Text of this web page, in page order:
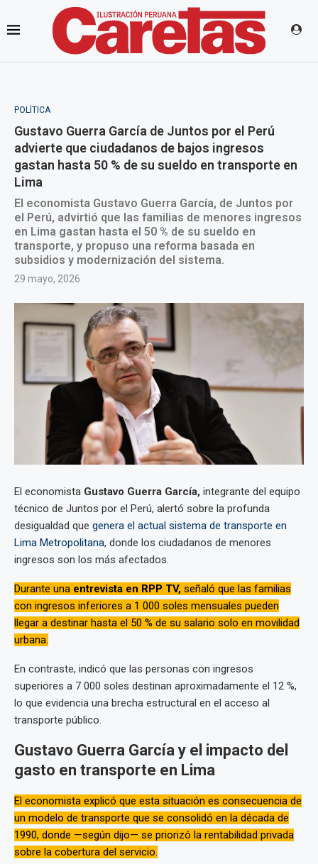
POLÍTICA
Gustavo Guerra García de Juntos por el Perú
advierte que ciudadanos de bajos ingresos
gastan hasta 50 % de su sueldo en transporte en
Lima
El economista Gustavo Guerra García, de Juntos por
el Perú, advirtió que las familias de menores ingresos
en Lima gastan hasta el 50 % de su sueldo en
transporte, y propuso una reforma basada en
subsidios y modernización del sistema.
29 mayo, 2026
El economista Gustavo Guerra García, integrante del equipo
técnico de Juntos por el Perú, alertó sobre la profunda
desigualdad que genera el actual sistema de transporte en
Lima Metropolitana, donde los ciudadanos de menores
ingresos son los más afectados.
Durante una entrevista en RPP TV, señaló que las familias
con ingresos inferiores a 1 000 soles mensuales pueden
llegar a destinar hasta el 50 % de su salario solo en movilidad
urbana.
En contraste, indicó que las personas con ingresos
superiores a 7 000 soles destinan aproximadamente el 12 %,
lo que evidencia una brecha estructural en el acceso al
transporte público.
Gustavo Guerra García y el impacto del
gasto en transporte en Lima
El economista explicó que esta situación es consecuencia de
un modelo de transporte que se consolidó en la década de
1990, donde —según dijo— se priorizó la rentabilidad privada
sobre la cobertura del servicio.